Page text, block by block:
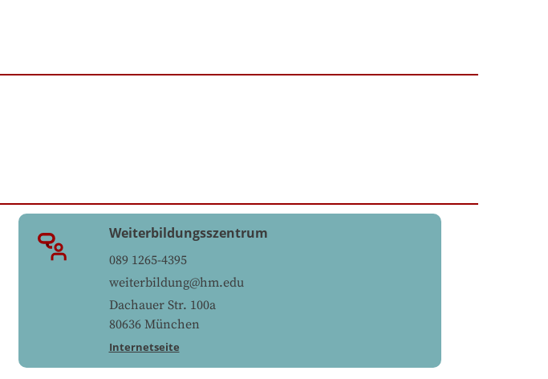
Weiterbildungsszentrum
089 1265-4395
weiterbildung@hm.edu
Dachauer Str. 100a
80636 München
Internetseite